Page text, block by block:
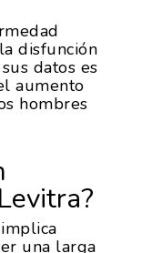
disfunción
datos es
aumento
hombres
una larga